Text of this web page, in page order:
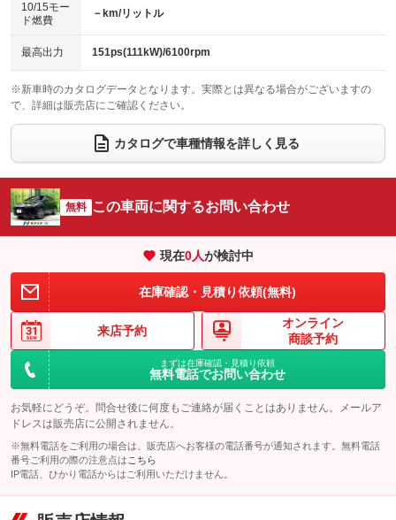
ベンチシート
：装備なし
チップアップシート
：装備なし
：装備なし ：装備なし
ウォークスルー
：装備なし
電動リアゲート フロントカメラ
：装備なし
：装備なし ：装備なし
サイドカメラ
：装備なし ルーフレール
：装備なし
：装備なし
：装備なし
10/15モー
ド燃費
－km/リットル
最高出力 151ps(111kW)/6100rpm
※新車時のカタログデータとなります。実際とは異なる場合がございますの
で、詳細は販売店にご確認ください。
カタログで車種情報を詳しく見る
無料 この車両に関するお問い合わせ
現在0人が検討中
在庫確認・見積り依頼(無料)
来店予約
オンライン
商談予約
まずは在庫確認・見積り依頼
無料電話でお問い合わせ
お気軽にどうぞ。問合せ後に何度もご連絡が届くことはありません。メールア
ドレスは販売店に公開されません。
※無料電話をご利用の場合は、販売店へお客様の電話番号が通知されます。無料電話
番号ご利用の際の注意点は こちら
IP電話、ひかり電話からはご利用いただけません。